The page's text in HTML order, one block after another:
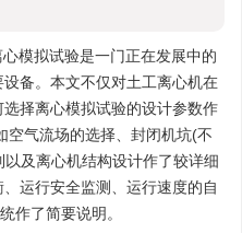
模拟试验是一门正在发展中的
备。本文不仅对土工离心机在
择离心模拟试验的设计参数作
空气流场的选择、封闭机坑(不
及离心机结构设计作了较详细
运行安全监测、运行速度的自
作了简要说明。